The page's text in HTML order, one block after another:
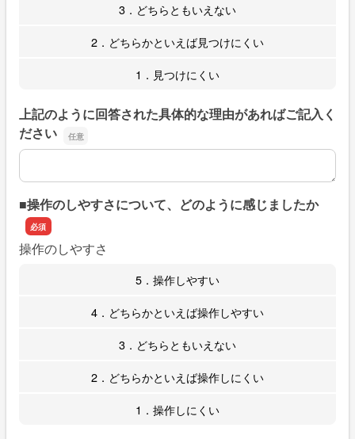
3．どちらともいえない
2．どちらかといえば見つけにくい
1．見つけにくい
上記のように回答された具体的な理由があればご記入く
ださい
上記のように回答された具体的な理由があればご記入くだ
■操作のしやすさについて、どのように感じましたか
操作のしやすさ
5．操作しやすい
4．どちらかといえば操作しやすい
3．どちらともいえない
2．どちらかといえば操作しにくい
1．操作しにくい